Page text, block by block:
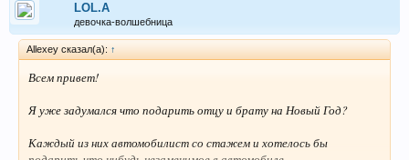
LOL.A
девочка-волшебница
Allexey сказал(а): ↑
Всем привет!
Я уже задумался что подарить отцу и брату на Новый Год?
Каждый из них автомобилист со стажем и хотелось бы